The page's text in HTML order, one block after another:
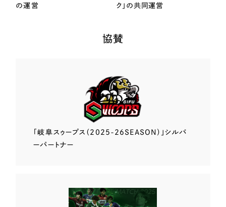
の運営
ク」の共同運営
協賛
「岐阜スゥープス （2025-26SEASON）」 シルバ
ーパートナー